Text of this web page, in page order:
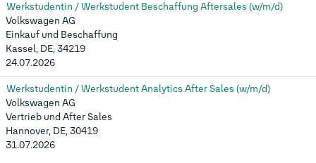
Werkstudentin / Werkstudent Beschaffung Aftersales (w/m/d)
Volkswagen AG
Einkauf und Beschaffung
Kassel, DE, 34219
24.07.2026
Werkstudentin / Werkstudent Analytics After Sales (w/m/d)
Volkswagen AG
Vertrieb und After Sales
Hannover, DE, 30419
31.07.2026